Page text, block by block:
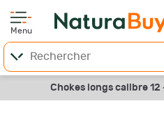
Menu
Chokes longs calibre 12